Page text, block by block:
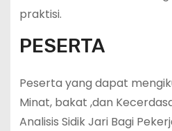
praktisi.
PESERTA
Peserta yang dapat
Minat, bakat ,dan
Analisis Sidik Jari Bagi